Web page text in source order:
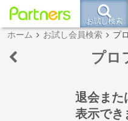
お試し検索
ホーム お試し会員検索 プ
プロ
退会また
表示でき